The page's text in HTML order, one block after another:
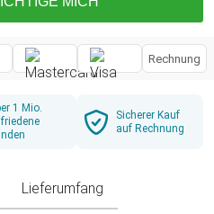
Rechnung
1 Mio.
Sicherer Kauf
auf Rechnung
Lieferumfang